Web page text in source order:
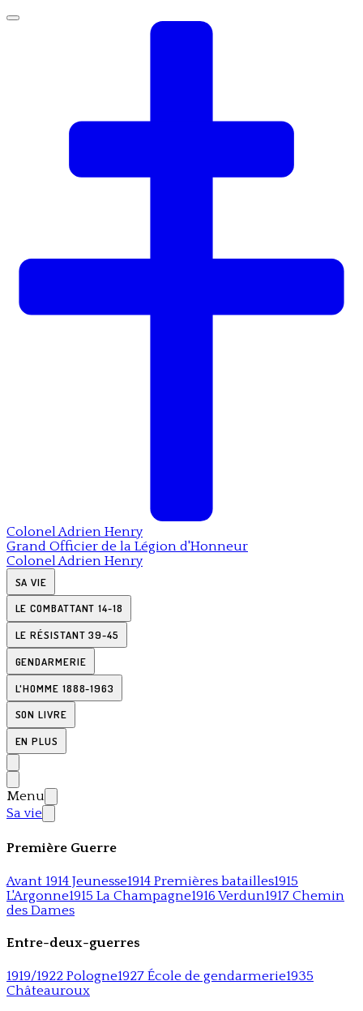
ColonelAdrien Henry
Grand Officier de la Légion d'Honneur
ColonelAdrien Henry
SA VIE
LE COMBATTANT 14-18
LE RÉSISTANT 39-45
GENDARMERIE
L'HOMME 1888-1963
SON LIVRE
EN PLUS
Menu
Sa vie
Première Guerre
Avant 1914 Jeunesse1914 Premières batailles1915
L'Argonne1915 La Champagne1916 Verdun1917 Chemin
des Dames
Entre-deux-guerres
1919/1922 Pologne1927 École de gendarmerie1935
Châteauroux